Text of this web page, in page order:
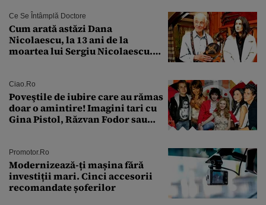
Ce Se Întâmplă Doctore
Cum arată astăzi Dana
Nicolaescu, la 13 ani de la
moartea lui Sergiu Nicolaescu.
Ciao.ro
Poveştile de iubire care au rămas
doar o amintire! Imagini tari cu
Gina Pistol, Răzvan Fodor sau
Promotor.ro
Modernizează-ți mașina fără
investiții mari. Cinci accesorii
recomandate șoferilor